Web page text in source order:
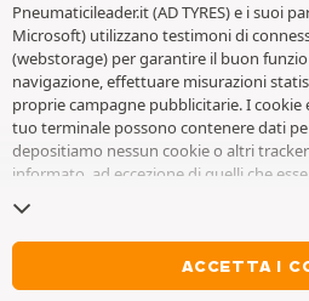
Pneumaticileader.it (AD TYRES) e i suoi
Microsoft) utilizzano testimoni di
(webstorage) per garantire il buon
navigazione, effettuare misurazioni
proprie campagne pubblicitarie. I
tuo terminale possono contenere dati
depositiamo nessun cookie o altri
informato, ad eccezione di quelli che
in qualsiasi momento andando alla
scegliere di continuare a navigare senza
altri tracker. Il rifiuto non impedisce
maggiori informazioni, visitala pagina
ACCETTA I